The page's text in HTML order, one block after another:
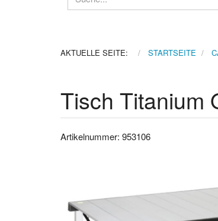
AKTUELLE SEITE: STARTSEITE
Tisch Titanium
Artikelnummer: 953106